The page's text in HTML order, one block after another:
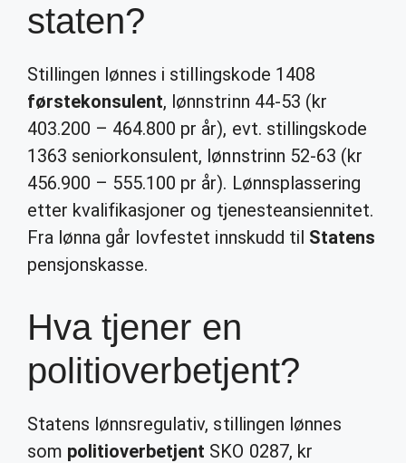
staten?
Stillingen lønnes i stillingskode 1408
førstekonsulent, lønnstrinn 44-53 (kr
403.200 – 464.800 pr år), evt. stillingskode
1363 seniorkonsulent, lønnstrinn 52-63 (kr
456.900 – 555.100 pr år). Lønnsplassering
etter kvalifikasjoner og tjenesteansiennitet.
Fra lønna går lovfestet innskudd til Statens
pensjonskasse.
Hva tjener en
politioverbetjent?
Statens lønnsregulativ, stillingen lønnes
som politioverbetjent SKO 0287, kr